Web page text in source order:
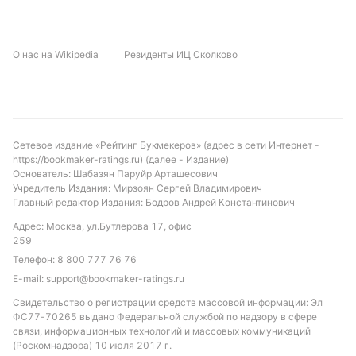
Юнайтед выглядит фаворитом предстоящего
сторон в лиге, а также на тотал меньше 3.5,
учитывая низкую результативность команд в
последних матчах. Такой подход позволит учесть и
атакующий потенциал хозяев, и слабую оборону
гостей, не ожидая при этом большого количества
голов.
Обновлено:
Автор
О нас на Wikipedia Резиденты ИЦ Сколково
Сетевое издание «Рейтинг Букмекеров» (адрес в сети Интернет -
https://bookmaker-ratings.ru) (далее - Издание)
Основатель: Шабазян Паруйр Арташесович
Учредитель Издания: Мирзоян Сергей Владимирович
Главный редактор Издания: Бодров Андрей Константинович
Адрес: Москва, ул.Бутлерова 17, офис
259
Телефон: 8 800 777 76 76
E-mail: support@bookmaker-ratings.ru
Свидетельство о регистрации средств массовой информации: Эл
ФС77-70265 выдано Федеральной службой по надзору в сфере
связи, информационных технологий и массовых коммуникаций
(Роскомнадзора) 10 июля 2017 г.